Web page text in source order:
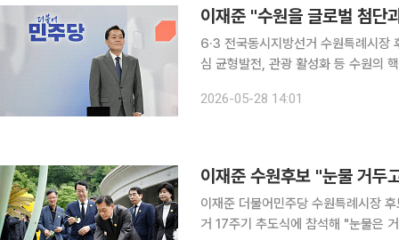
6·3 전국동시지방선거 수원특례시장
심 균형발전, 관광 활성화 등 수원의 핵심 미
후 SK브로드밴드 수원방송 스튜디오
2026-05-28 14:01
이재준 더불어민주당 수원특례시장
거 17주기 추도식에 참석해 "눈물은 거